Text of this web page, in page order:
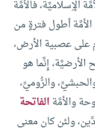
الإِسلاميَّة، فالأمَّة
أطول فترةٍ من
على عصبية الأرض،
الأرضيَّة، إِنَّما هو
والرُّوميِّ،
والأمَّةالفاتحة
ولئن كان معنى